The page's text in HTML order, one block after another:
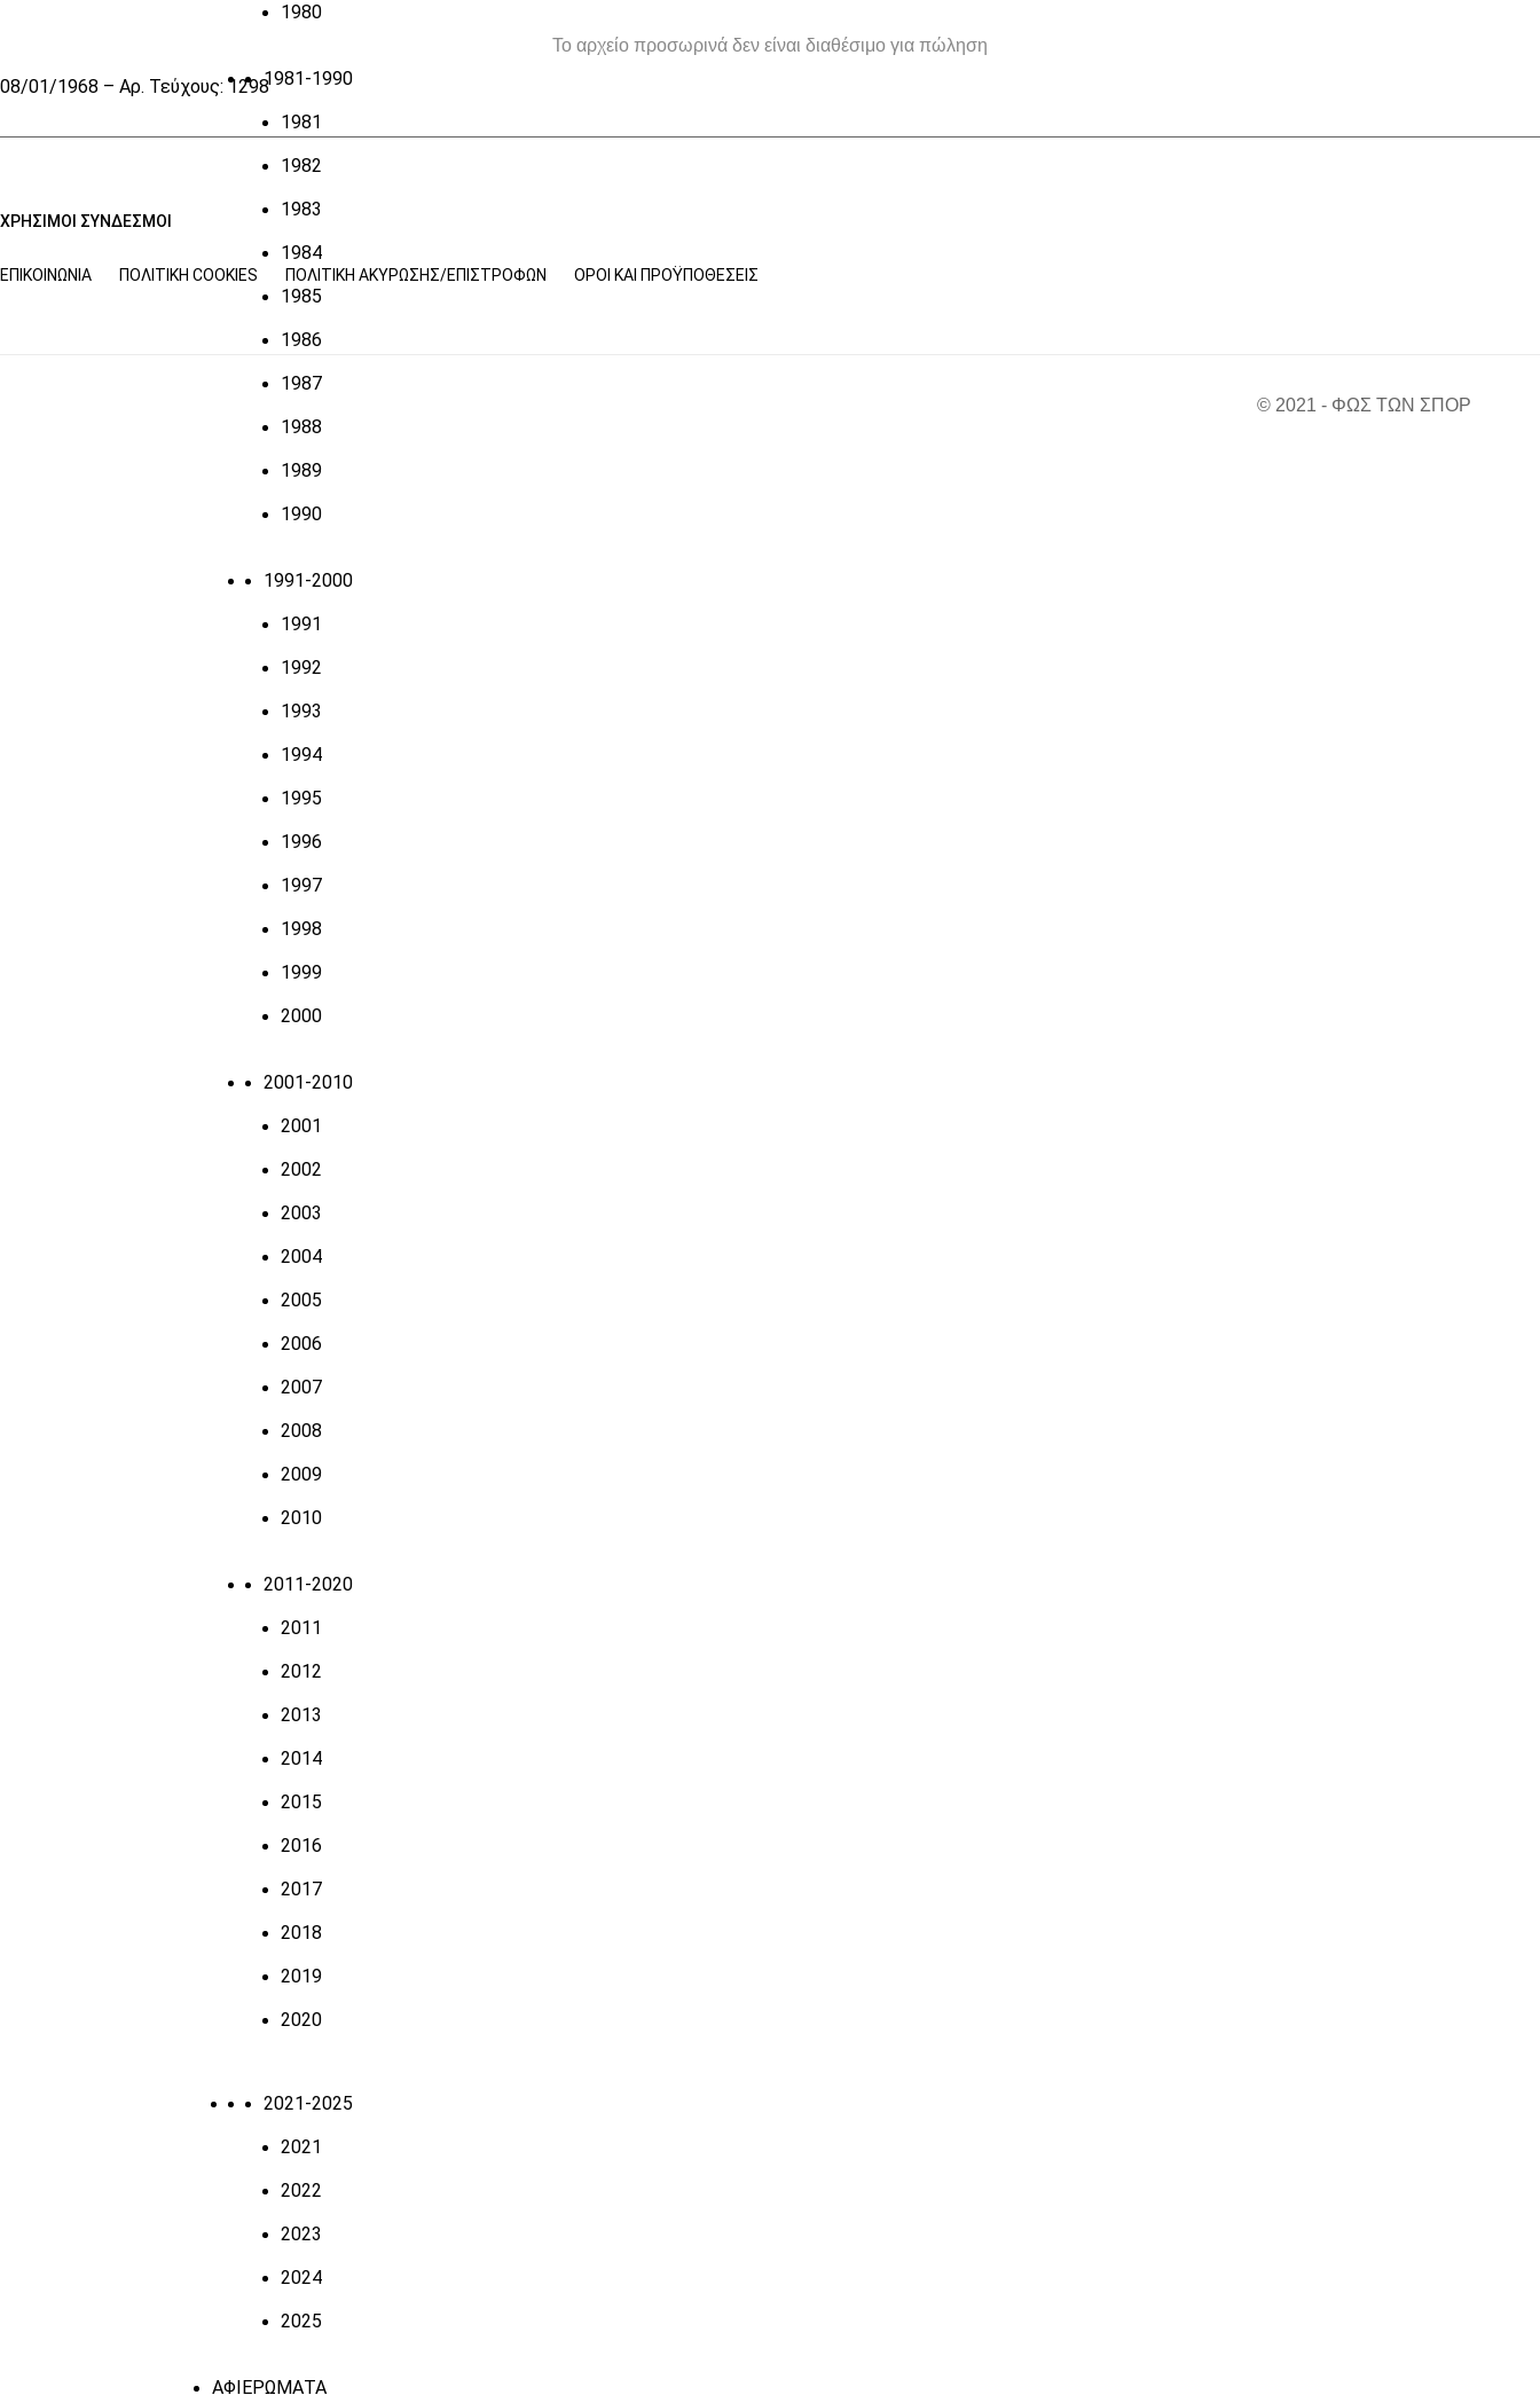
1980
1981-1990
1981
1982
1983
1984
1985
1986
1987
1988
1989
1990
1991-2000
1991
1992
1993
1994
1995
1996
1997
1998
1999
2000
2001-2010
2001
2002
2003
2004
2005
2006
2007
2008
2009
2010
2011-2020
2011
2012
2013
2014
2015
2016
2017
2018
2019
2020
2021-2025
2021
2022
2023
2024
2025
ΑΦΙΕΡΩΜΑΤΑ
Το αρχείο προσωρινά δεν είναι διαθέσιμο για πώληση
08/01/1968 – Αρ. Τεύχους: 1298
ΧΡΗΣΙΜΟΙ ΣΥΝΔΕΣΜΟΙ
ΕΠΙΚΟΙΝΩΝΊΑ ΠΟΛΙΤΙΚΉ COOKIES ΠΟΛΙΤΙΚΉ ΑΚΎΡΩΣΗΣ/ΕΠΙΣΤΡΟΦΏΝ ΌΡΟΙ ΚΑΙ ΠΡΟΫΠΟΘΈΣΕΙΣ
© 2021 - ΦΩΣ ΤΩΝ ΣΠΟΡ